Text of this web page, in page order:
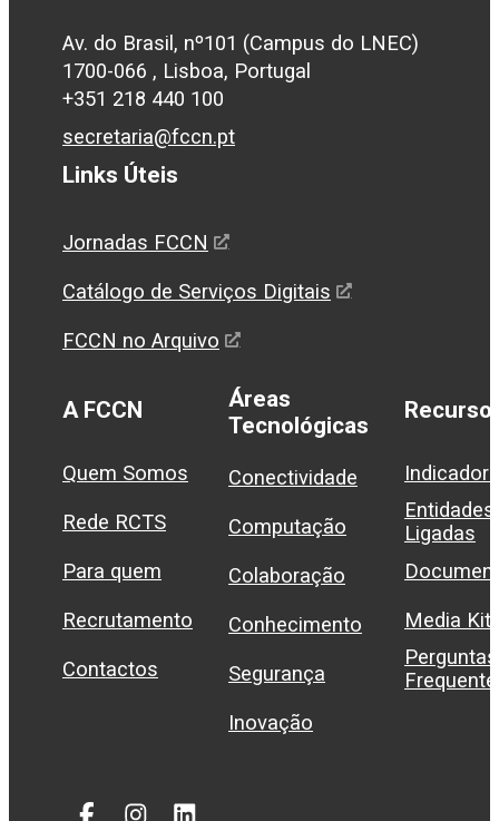
Av. do Brasil, nº101 (Campus do LNEC)
1700-066 , Lisboa, Portugal
+351 218 440 100
secretaria@fccn.pt
Links Úteis
Jornadas FCCN
Catálogo de Serviços Digitais
FCCN no Arquivo
A FCCN
Quem Somos
Rede RCTS
Para quem
Recrutamento
Contactos
Áreas
Tecnológicas
Conectividade
Computação
Colaboração
Conhecimento
Segurança
Inovação
Entidades
Ligadas
Media Kit
Perguntas